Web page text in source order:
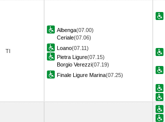
TI
Albenga(07.00)
Ceriale(07.06)
Loano(07.11)
Pietra Ligure(07.15)
Borgio Verezzi(07.19)
Finale Ligure Marina(07.25)